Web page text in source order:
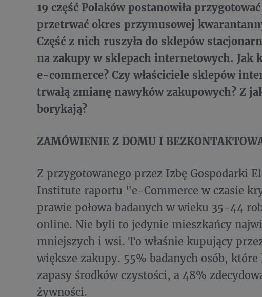
19 część Polaków postanowiła
przetrwać okres przymusowej
Część z nich ruszyła do sklepów
na zakupy w sklepach internetowych. Jak
e-commerce? Czy właściciele sklepów
trwałą zmianę nawyków zakupowych? Z
borykają?
ZAMÓWIENIE Z DOMU I
Z przygotowanego przez Izbę Gospodarki
Institute raportu "e-Commerce w czasie
prawie połowa badanych w wieku 35-44
online. Nie byli to jedynie mieszkańcy
mniejszych i wsi. To właśnie kupujący
większe zakupy. 55% badanych osób, które
zapasy środków czystości, a 48%
żywności.